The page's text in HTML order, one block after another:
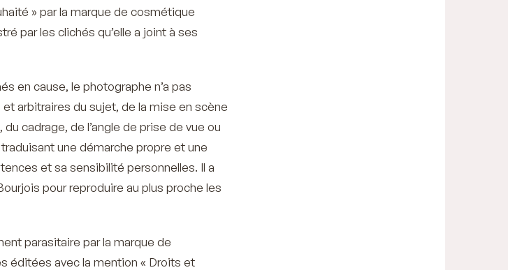
» par la marque de cosmétique
par les clichés qu’elle a joint à ses
en cause, le photographe n’a pas
arbitraires du sujet, de la mise en scène
cadrage, de l’angle de prise de vue ou
une démarche propre et une
et sa sensibilité personnelles. Il a
pour reproduire au plus proche les
parasitaire par la marque de
éditées avec la mention « Droits et